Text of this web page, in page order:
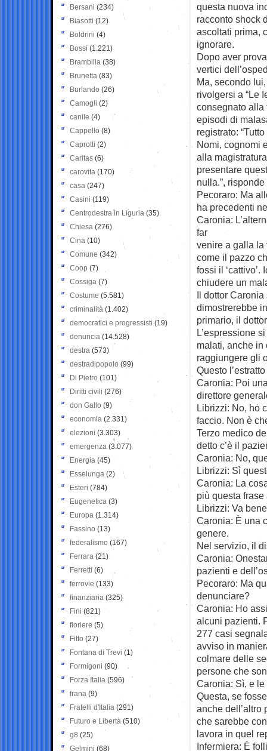
questa nuova
racconto shock
ascoltati prima,
ignorare.
Dopo aver
vertici
Ma, secondo
rivolgersi a “Le
consegnato alla
episodi di
registrato:
Nomi, cognomi
alla
presentare
nulla.”,
Pecoraro: Ma
ha precedenti
Caronia:
far
venire a galla la
come il pazzo
fossi il
chiudere un
Il dottor
dimostrerebbe
primario, il
L’espressione
malati, anche in
raggiungere gli
Questo
Caronia: Poi
direttore
Librizzi: No, ho
faccio. Non è
Terzo medico
detto c’è il
Caronia: No,
Librizzi: Sì
Caronia: La
più questa
Librizzi: Va
Caronia: È una
genere.
Nel servizio, il
Caronia:
pazienti e
Pecoraro: Ma
denunciare?
Caronia: Ho
alcuni pazienti.
277 casi
avviso in
colmare delle
persone che
Caronia: Sì, e
Questa, se
anche dell’altro
che sarebbe
lavora in quel
Infermiera: È
Bersani (234)
Biasotti (12)
Boldrini (4)
Bossi (1.221)
Brambilla (38)
Brunetta (83)
Burlando (26)
Camogli (2)
canile (4)
Cappello (8)
Caprotti (2)
Caritas (6)
carovita (170)
casa (247)
Casini (119)
Centrodestra in Liguria (35)
Chiesa (276)
Cina (10)
Comune (342)
Coop (7)
Cossiga (7)
Costume (5.581)
criminalità (1.402)
democratici e progressisti (19)
denuncia (14.528)
destra (573)
destradipopolo (99)
Di Pietro (101)
Diritti civili (276)
don Gallo (9)
economia (2.331)
elezioni (3.303)
emergenza (3.077)
Energia (45)
Esselunga (2)
Esteri (784)
Eugenetica (3)
Europa (1.314)
Fassino (13)
federalismo (167)
Ferrara (21)
Ferretti (6)
ferrovie (133)
finanziaria (325)
Fini (821)
fioriere (5)
Fitto (27)
Fontana di Trevi (1)
Formigoni (90)
Forza Italia (596)
frana (9)
Fratelli d'Italia (291)
Futuro e Libertà (510)
g8 (25)
Gelmini (68)